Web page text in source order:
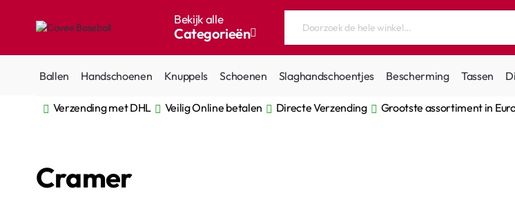
Bekijk alle
Categorieën
Doorzoek
winkel...
Ballen Handschoenen Knuppels Schoenen Slaghandschoentjes Bescherming Tassen
Verzending met DHL Veilig Online betalen Directe Verzending Grootste assortiment in
Cramer